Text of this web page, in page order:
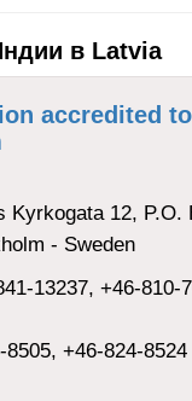
в Latvia
accredited
Kyrkogata 12, P.O.
- Sweden
13237, +46-810-
8505, +46-824-8524